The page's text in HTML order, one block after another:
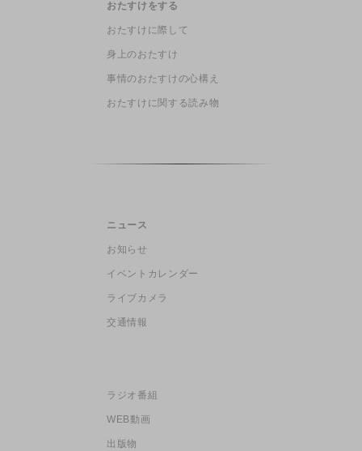
おたすけをする
おたすけに際して
身上のおたすけ
事情のおたすけの心構え
おたすけに関する読み物
ニュース
お知らせ
イベントカレンダー
ライブカメラ
交通情報
ラジオ番組
WEB動画
出版物